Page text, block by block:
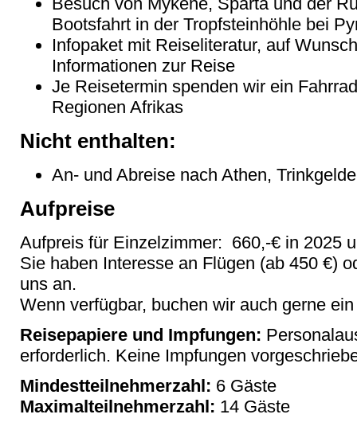
Bootsfahrt in der Tropfsteinhöhle bei
Infopaket mit Reiseliteratur, auf
Informationen zur Reise
Je Reisetermin spenden wir ein
Regionen Afrikas
Nicht enthalten:
An- und Abreise nach Athen,
Aufpreise
Aufpreis für Einzelzimmer: 660,-€ in 2025
Sie haben Interesse an Flügen (ab 450 €)
uns an.
Wenn verfügbar, buchen wir auch gerne
Reisepapiere und Impfungen:
erforderlich. Keine Impfungen
Mindestteilnehmerzahl: 6 Gäste
Maximalteilnehmerzahl: 14 Gäste